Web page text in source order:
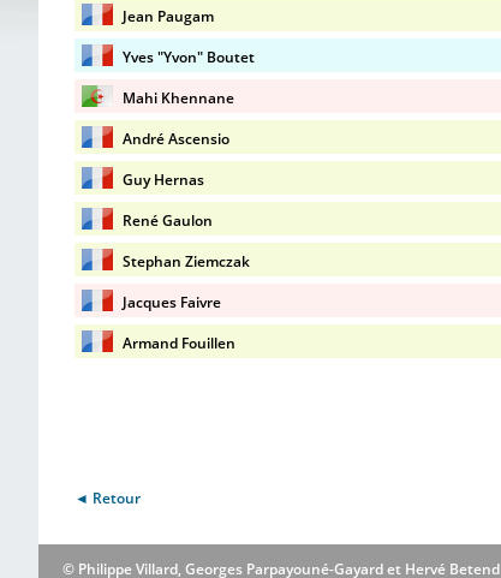
Jean Paugam
Yves "Yvon" Boutet
Mahi Khennane
André Ascensio
Guy Hernas
René Gaulon
Stephan Ziemczak
Jacques Faivre
Armand Fouillen
◄ Retour
© Philippe Villard, Georges Parpayouné-Gayard et Hervé Betend